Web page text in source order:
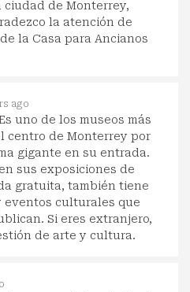
de Monterrey,
la atención de
la Casa para Ancianos
ago
uno de los museos más
centro de Monterrey por
gigante en su entrada.
sus exposiciones de
gratuita, también tiene
eventos culturales que
Si eres extranjero,
de arte y cultura.